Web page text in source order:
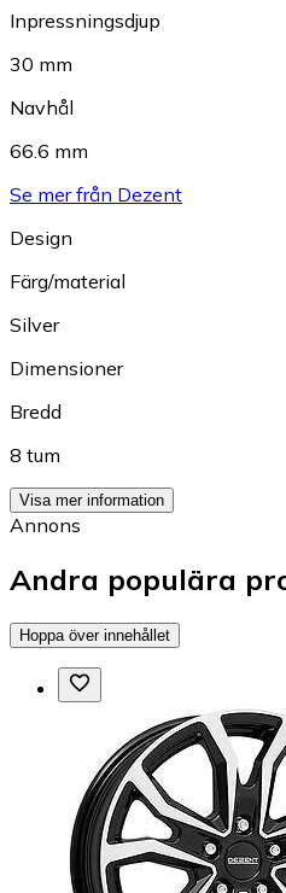
Inpressningsdjup
30 mm
Navhål
66.6 mm
Se mer från Dezent
Design
Färg/material
Silver
Dimensioner
Bredd
8 tum
Visa mer information
Annons
Andra populära
Hoppa över innehållet